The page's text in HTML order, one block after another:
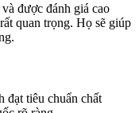
được đánh giá cao
quan trọng. Họ sẽ giúp
đạt tiêu chuẩn chất